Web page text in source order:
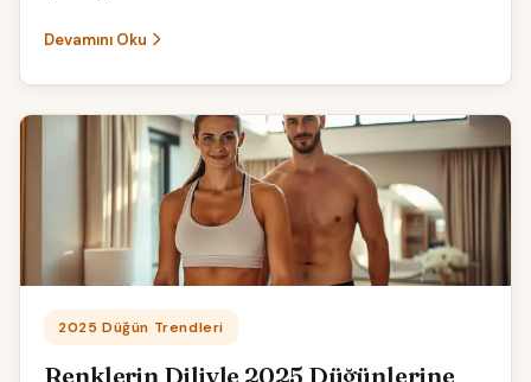
Devamını Oku
Kategori:
2025 Düğün Trendleri
Renklerin Diliyle 2025 Düğünlerine